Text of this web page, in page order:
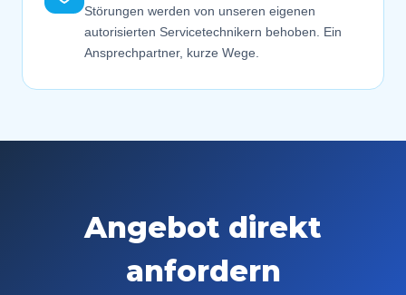
Störungen werden von unseren eigenen
autorisierten Servicetechnikern behoben. Ein
Ansprechpartner, kurze Wege.
Angebot direkt
anfordern